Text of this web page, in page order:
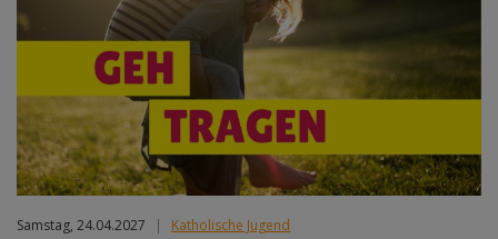
Samstag, 24.04.2027 | Katholische Jugend